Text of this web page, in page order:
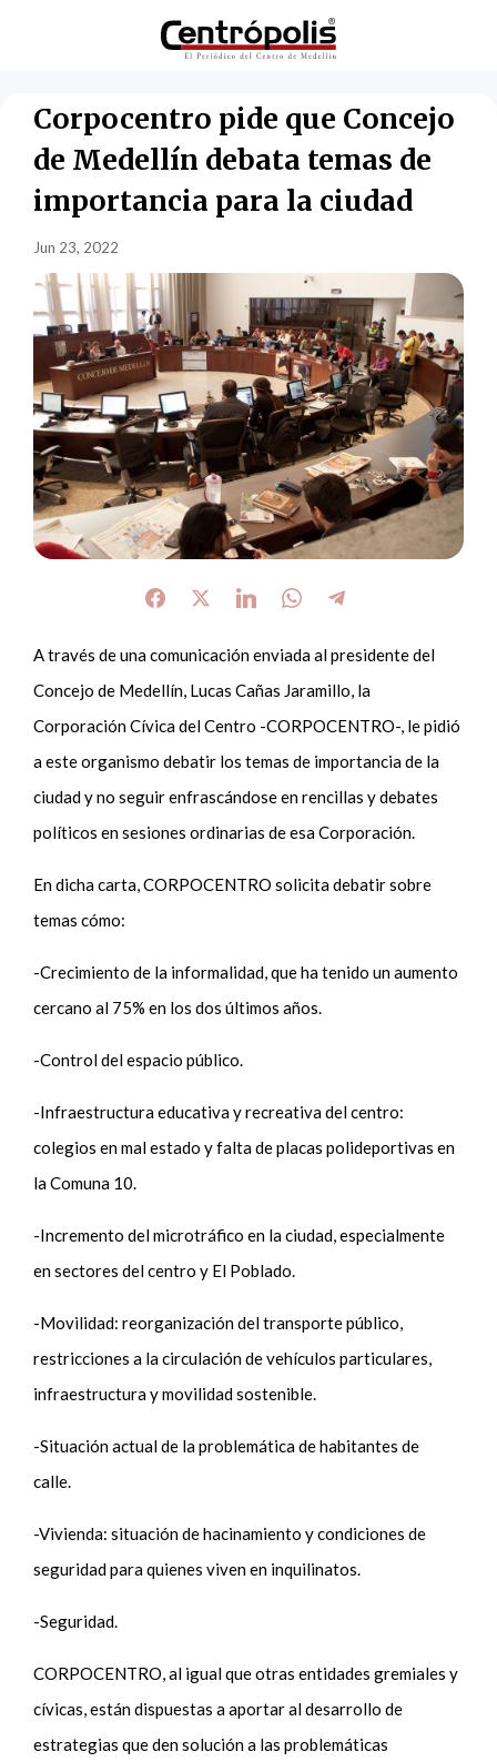
Corpocentro pide que Concejo
de Medellín debata temas de
importancia para la ciudad
Jun 23, 2022
A través de una comunicación enviada al presidente del
Concejo de Medellín, Lucas Cañas Jaramillo, la
Corporación Cívica del Centro -CORPOCENTRO-, le pidió
a este organismo debatir los temas de importancia de la
ciudad y no seguir enfrascándose en rencillas y debates
políticos en sesiones ordinarias de esa Corporación.
En dicha carta, CORPOCENTRO solicita debatir sobre
temas cómo:
-Crecimiento de la informalidad, que ha tenido un aumento
cercano al 75% en los dos últimos años.
-Control del espacio público.
-Infraestructura educativa y recreativa del centro:
colegios en mal estado y falta de placas polideportivas en
la Comuna 10.
-Incremento del microtráfico en la ciudad, especialmente
en sectores del centro y El Poblado.
-Movilidad: reorganización del transporte público,
restricciones a la circulación de vehículos particulares,
infraestructura y movilidad sostenible.
-Situación actual de la problemática de habitantes de
calle.
-Vivienda: situación de hacinamiento y condiciones de
seguridad para quienes viven en inquilinatos.
-Seguridad.
CORPOCENTRO, al igual que otras entidades gremiales y
cívicas, están dispuestas a aportar al desarrollo de
estrategias que den solución a las problemáticas